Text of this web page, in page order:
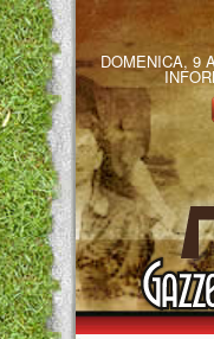
DOMENICA, 9